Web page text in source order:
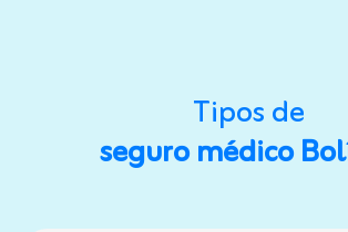
Tipos de
seguro médico